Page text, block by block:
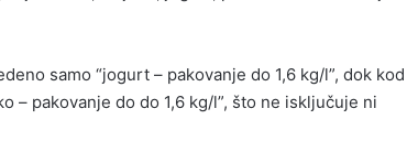
samo “jogurt – pakovanje do 1,6 kg/l”, dok kod
– pakovanje do do 1,6 kg/l”, što ne isključuje ni